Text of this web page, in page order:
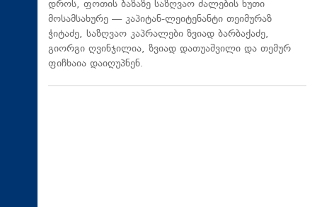
დროს, ფოთის ბაზაზე საზღვაო ძალების ხუთი
მოსამსახურე — კაპიტან-ლეიტენანტი თეიმურაზ
ჭიტაძე, საზღვაო კაპრალები ზვიად ბარბაქაძე,
გიორგი ღვინჯილია, ზვიად დათუაშვილი და თემურ
ფიჩხაია დაიღუპნენ.